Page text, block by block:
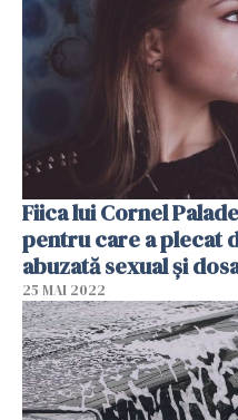
Fiica lui Cornel
pentru care a plecat
abuzată sexual și
25 MAI 2022